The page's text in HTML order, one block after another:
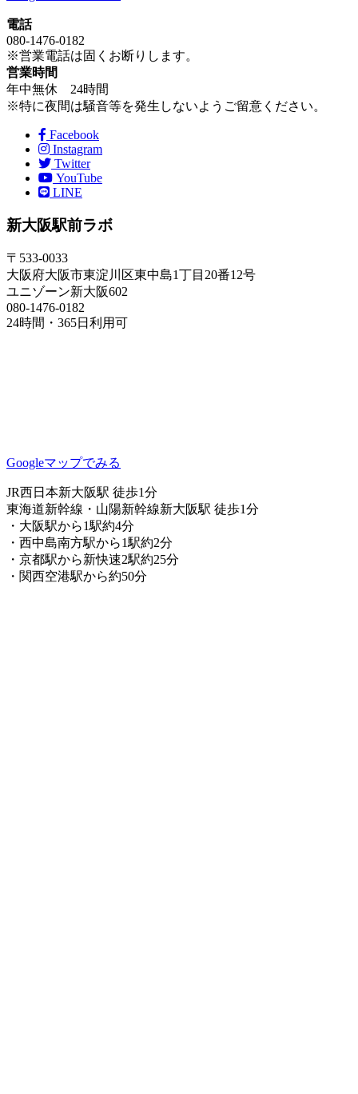
電話
080-1476-0182
※営業電話は固くお断りします。
営業時間
年中無休 24時間
※特に夜間は騒音等を発生しないようご留意ください。
Facebook
Instagram
Twitter
YouTube
LINE
新大阪駅前ラボ
〒533-0033
大阪府大阪市東淀川区東中島1丁目20番12号
ユニゾーン新大阪602
080-1476-0182
24時間・365日利用可
Googleマップでみる
JR西日本新大阪駅 徒歩1分
東海道新幹線・山陽新幹線新大阪駅 徒歩1分
・大阪駅から1駅約4分
・西中島南方駅から1駅約2分
・京都駅から新快速2駅約25分
・関西空港駅から約50分